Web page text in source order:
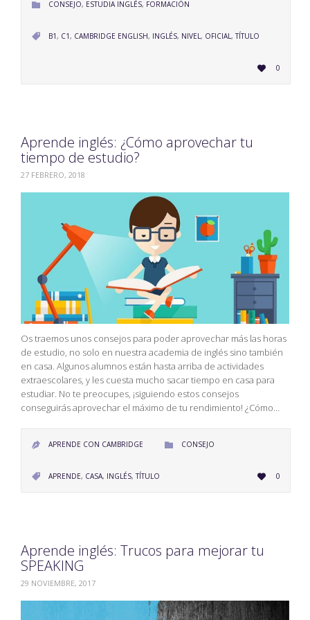
 CATEGORY
CONSEJO, ESTUDIA INGLÉS, FORMACIÓN
 CATEGORY
B1 , C1 , CAMBRIDGE ENGLISH, INGLÉS, NIVEL , OFICIAL ,TÍTULO
 LOVE
IT0
Aprende inglés: ¿Cómo aprovechar tu
tiempo de estudio?
27 FEBRERO, 2018
Os traemos unos consejos para poder aprovechar más las horas
de estudio, no solo en nuestra academia de inglés sino también
en casa. Algunos alumnos están hasta arriba de actividades
extraescolares, y les cuesta mucho sacar tiempo en casa para
estudiar. No te preocupes, ¡siguiendo estos consejos
conseguirás aprovechar el máximo de tu rendimiento! ¿Cómo…
 APRENDE CON CAMBRIDGE  CATEGORY
CONSEJO
 CATEGORY
APRENDE, CASA, INGLÉS,TÍTULO  LOVE
IT0
Aprende inglés: Trucos para mejorar tu
SPEAKING
29 NOVIEMBRE, 2017